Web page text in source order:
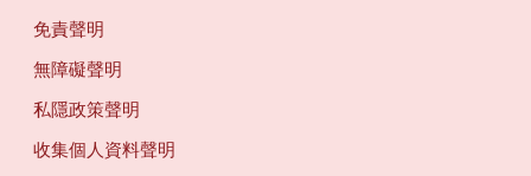
免責聲明
無障礙聲明
私隱政策聲明
收集個人資料聲明